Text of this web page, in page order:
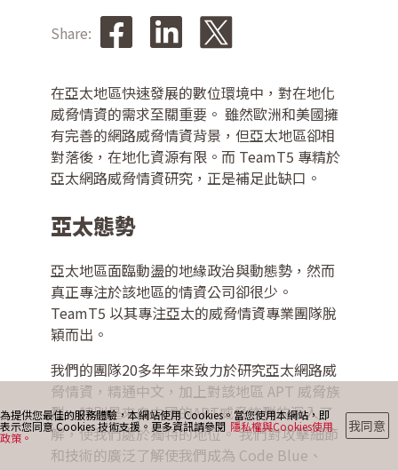
最新消息
聯絡我們
Share:
在亞太地區快速發展的數位環境中，對在地化
威脅情資的需求至關重要。 雖然歐洲和美國擁
有完善的網路威脅情資背景，但亞太地區卻相
對落後，在地化資源有限。而 TeamT5 專精於
亞太網路威脅情資研究，正是補足此缺口。
亞太態勢
亞太地區面臨動盪的地緣政治與動態勢，然而
真正專注於該地區的情資公司卻很少。
TeamT5 以其專注亞太的威脅情資專業團隊脫
穎而出。
我們的團隊20多年年來致力於研究亞太網路威
脅情資，精通中文，加上對該地區 APT 威脅族
群，特別是來自中國的APT威脅族群的深入了
解，使我們處於獨特的地位。 我們對攻擊細節
和技術的廣泛了解使我們成為 Code Blue、
為提供您最佳的服務體驗，本網站使用 Cookies。當您使用本網站，即
表示您同意 Cookies 技術支援。更多資訊請參閱 隱私權與Cookies使用
政策。
我同意